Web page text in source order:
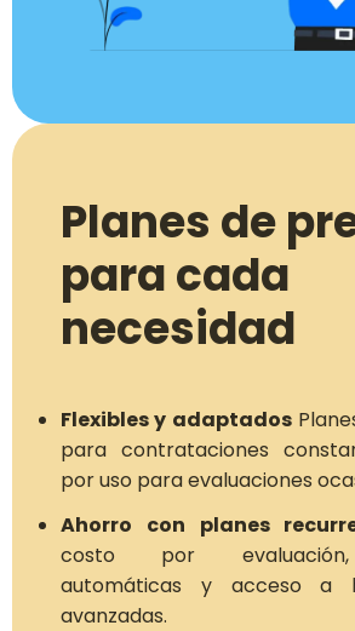
Planes de
para cada
necesidad
Flexibles y adaptados
para contrataciones
por uso para evaluaciones
Ahorro con planes
costo por
automáticas y acceso a
avanzadas.